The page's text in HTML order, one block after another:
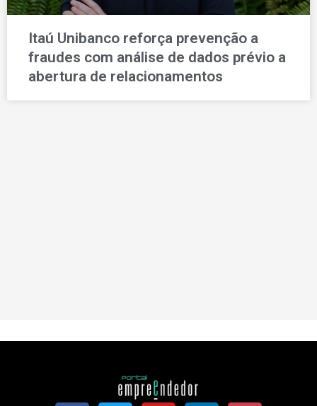
Itaú Unibanco reforça prevenção a
fraudes com análise de dados prévio a
abertura de relacionamentos